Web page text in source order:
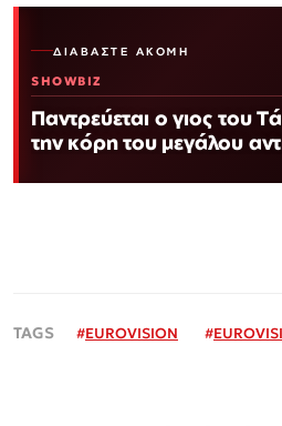
ΔΙΑΒΆΣΤΕ ΑΚΌΜΗ
SHOWBIZ
Παντρεύεται ο γιος του
την κόρη του μεγάλου
#EUROVISION #